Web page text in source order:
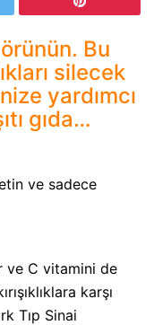
Bu
silecek
yardımcı
gıda…
ve sadece
ve C vitamini de
karşı
Tıp Sinai